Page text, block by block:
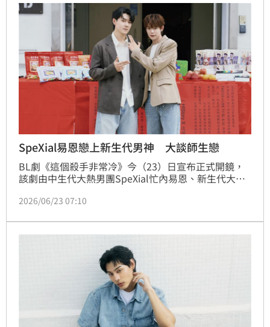
SpeXial易恩戀上新生代男神 大談師生戀
BL劇《這個殺手非常冷》今（23）日宣布正式開鏡，
該劇由中生代大熱男團SpeXial忙內易恩、新生代大勢
西、巴鈺、許孟哲、表演老師黃云歆等人，全新CP組
約健身培養默契，Alex更在開拍前就以劇中角色名稱
「田老師」稱呼易恩，愛慕之情表露無遺。宋亭誼報導
2026/06/23 07:10